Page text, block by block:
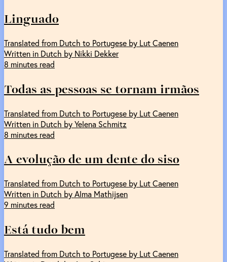
Linguado
Translated from Dutch to Portugese by Lut Caenen
Written in Dutch by Nikki Dekker
8 minutes read
Todas as pessoas se tornam irmãos
Translated from Dutch to Portugese by Lut Caenen
Written in Dutch by Yelena Schmitz
8 minutes read
A evolução de um dente do siso
Translated from Dutch to Portugese by Lut Caenen
Written in Dutch by Alma Mathijsen
9 minutes read
Está tudo bem
Translated from Dutch to Portugese by Lut Caenen